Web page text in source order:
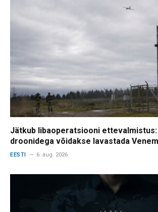
Jätkub libaoperatsiooni ettevalmistus:
droonidega võidakse lavastada
EESTI 6. aug. 2026